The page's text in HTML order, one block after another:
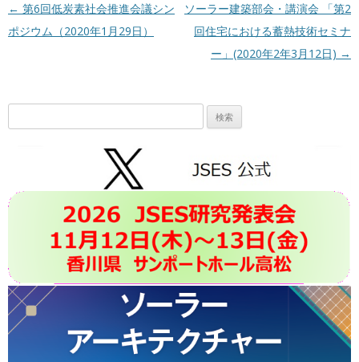
投稿ナビゲーション
← 第6回低炭素社会推進会議シン
ポジウム（2020年1月29日）
ソーラー建築部会・講演会 「第2
回住宅における蓄熱技術セミナ
ー」(2020年2年3月12日) →
索: